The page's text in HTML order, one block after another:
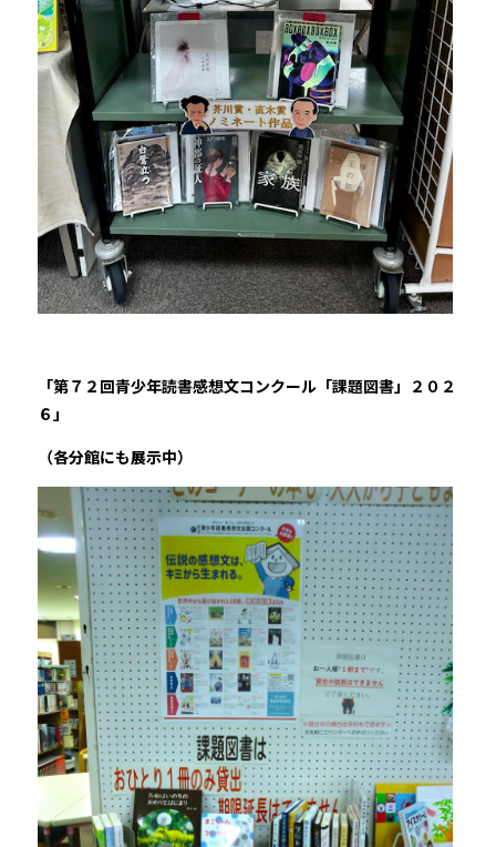
「第７２回青少年読書感想文コンクール「課題図書」２０２
６」
（各分館にも展示中）